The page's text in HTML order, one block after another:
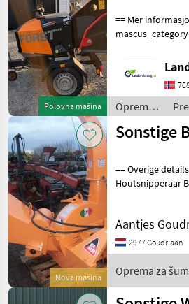
Polovna mašina
== Mer
provide
upon request:
for more images
Oprema
za šumu i
obradu
Sonstige
Nova mašina
Sonstige
== Overige
Houtsnipperaar
Strojevi za
Aantjes
2977 Goudriaan
Oprema za
drveta /